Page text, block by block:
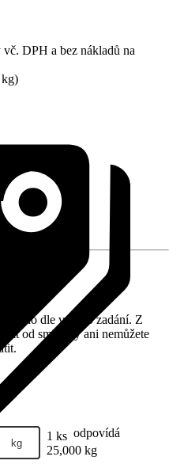
DPH a bez nákladů na
kg)
dle vašeho zadání. Z
od smlouvy ani nemůžete
kg 1 ks odpovídá
25,000 kg